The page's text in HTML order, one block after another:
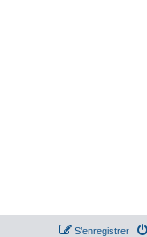
S’enregistrer